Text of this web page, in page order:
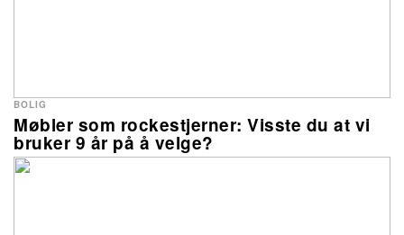
Møbler som rockestjerner: Visste du at vi
bruker 9 år på å velge?
BOLIG